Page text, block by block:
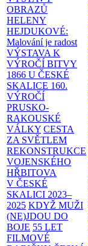
OBRAZŮ
HELENY
HEJDUKOVÉ:
Malování je radost
VÝSTAVA K
VÝROČÍ BITVY
1866 U ČESKÉ
SKALICE 160.
VÝROČÍ
PRUSKO-
RAKOUSKÉ
VÁLKY CESTA
ZA SVĚTLEM
REKONSTRUKCE
VOJENSKÉHO
HŘBITOVA
V ČESKÉ
SKALICI 2023–
2025 KDYŽ MUŽI
(NE)JDOU DO
BOJE 55 LET
FILMOVÉ